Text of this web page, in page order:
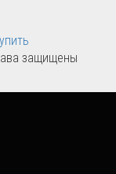
защищены